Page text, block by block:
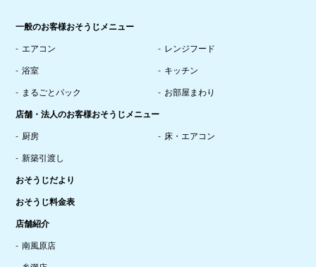
一般のお客様おそうじメニュー
エアコン レンジフード
浴室 キッチン
まるごとパック お部屋まわり
店舗・法人のお客様おそうじメニュー
厨房 床・エアコン
新築引渡し
おそうじだより
おそうじ料金表
店舗紹介
南風原店